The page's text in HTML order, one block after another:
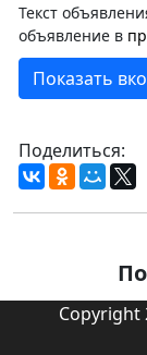
Текст
объявление в
Показать
Поделиться:
Copyright